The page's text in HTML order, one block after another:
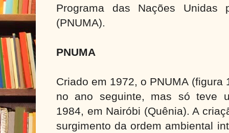
Programa das Nações Unidas
(PNUMA).
PNUMA
Criado em 1972, o PNUMA (figura
no ano seguinte, mas só teve
1984, em Nairóbi (Quênia). A
surgimento da ordem ambiental